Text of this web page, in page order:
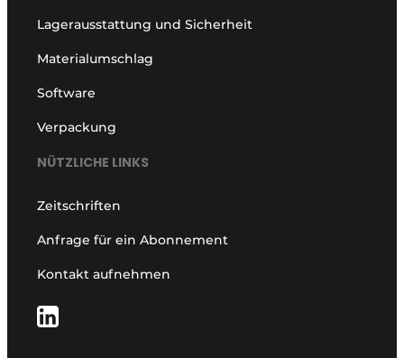
Lagerausstattung und Sicherheit
Materialumschlag
Software
Verpackung
NÜTZLICHE LINKS
Zeitschriften
Anfrage für ein Abonnement
Kontakt aufnehmen